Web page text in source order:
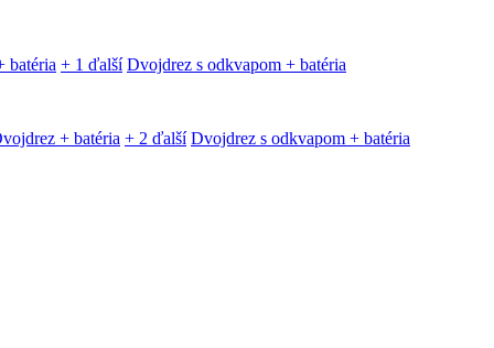
batéria + 1 ďalší Dvojdrez s odkvapom + batéria
+ batéria + 2 ďalší Dvojdrez s odkvapom + batéria